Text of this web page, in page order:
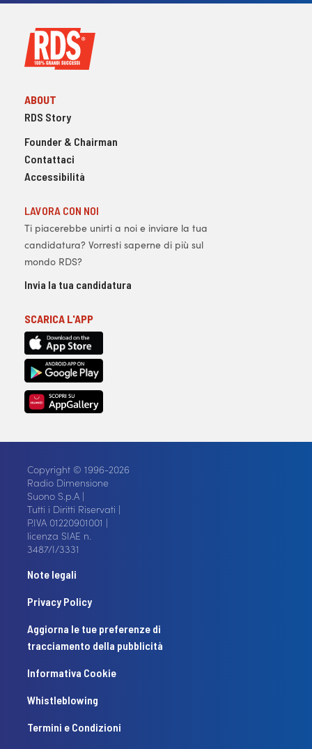
ABOUT
RDS Story
Founder & Chairman
Contattaci
Accessibilità
LAVORA CON NOI
Ti piacerebbe unirti a noi e inviare la tua
candidatura? Vorresti saperne di più sul
mondo RDS?
Invia la tua candidatura
SCARICA L'APP
Copyright © 1996-2026
Radio Dimensione
Suono S.p.A |
Tutti i Diritti Riservati |
P.IVA 01220901001 |
licenza SIAE n.
3487/I/3331
Note legali
Privacy Policy
Aggiorna le tue preferenze di
tracciamento della pubblicità
Informativa Cookie
Whistleblowing
Termini e Condizioni